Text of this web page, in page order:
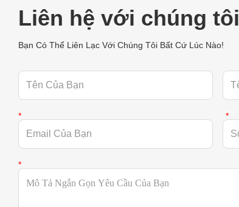
Liên hệ với chúng tôi
Bạn Có Thể Liên Lạc Với Chúng Tôi Bất Cứ Lúc Nào!